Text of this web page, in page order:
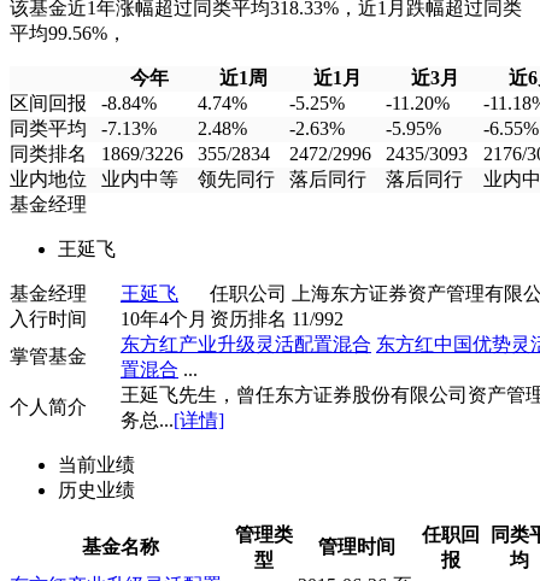
该基金近1年涨幅超过同类平均318.33%，近1月跌幅超过同类
平均99.56%，
今年 近1周 近1月 近3月
近
区间回报
-8.84% 4.74% -5.25% -11.20%
-
同类平均
-7.13% 2.48% -2.63% -5.95%
-6.55%
同类排名
1869/3226 355/2834 2472/2996 2435/3093
2176/
业内地位
业内中等 领先同行 落后同行 落后同行
业内
基金经理
王延飞
基金经理 王延飞 任职公司
上海东方证券资产管理有限
入行时间
10年4个月 资历排名 11/992
掌管基金
东方红产业升级灵活配置混合 东方红中国优势灵
置混合 ...
个人简介
王延飞先生，曾任东方证券股份有限公司资产管
务总...[详情]
当前业绩
历史业绩
基金名称
管理类
型
管理时间
任职回
报
同类
均